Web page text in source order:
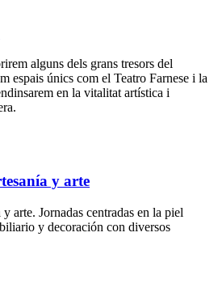
alguns dels grans tresors del
espais únics com el Teatro Farnese i la
en la vitalitat artística i
y arte
arte. Jornadas centradas en la piel
y decoración con diversos